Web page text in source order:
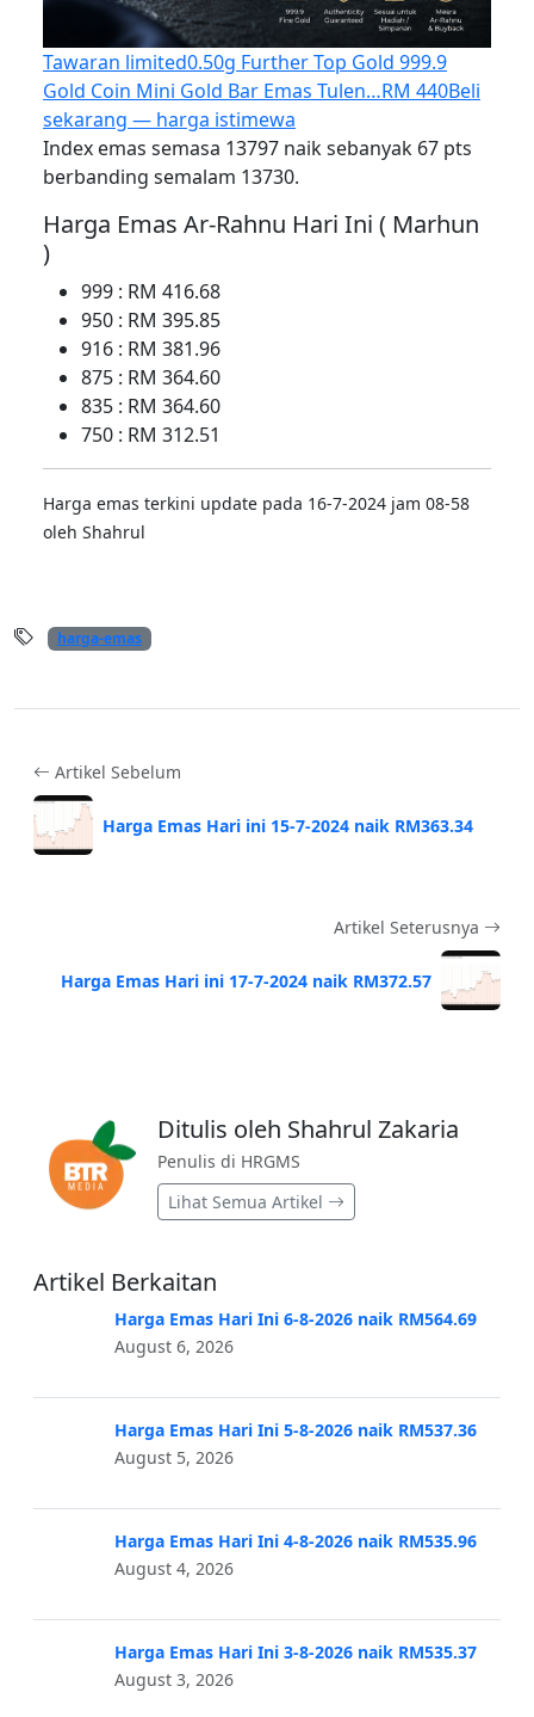
Tawaran limited0.50g Further Top Gold 999.9
Gold Coin Mini Gold Bar Emas Tulen…RM 440Beli
sekarang — harga istimewa
Index emas semasa 13797 naik sebanyak 67 pts
berbanding semalam 13730.
Harga Emas Ar-Rahnu Hari Ini ( Marhun
)
999 : RM 416.68
950 : RM 395.85
916 : RM 381.96
875 : RM 364.60
835 : RM 364.60
750 : RM 312.51
Harga emas terkini update pada 16-7-2024 jam 08-58
oleh Shahrul
harga-emas
Artikel Sebelum
Harga Emas Hari ini 15-7-2024 naik RM363.34
Artikel Seterusnya
Harga Emas Hari ini 17-7-2024 naik RM372.57
Ditulis oleh Shahrul Zakaria
Penulis di HRGMS
Lihat Semua Artikel
Artikel Berkaitan
Harga Emas Hari Ini 6-8-2026 naik RM564.69
August 6, 2026
Harga Emas Hari Ini 5-8-2026 naik RM537.36
August 5, 2026
Harga Emas Hari Ini 4-8-2026 naik RM535.96
August 4, 2026
Harga Emas Hari Ini 3-8-2026 naik RM535.37
August 3, 2026